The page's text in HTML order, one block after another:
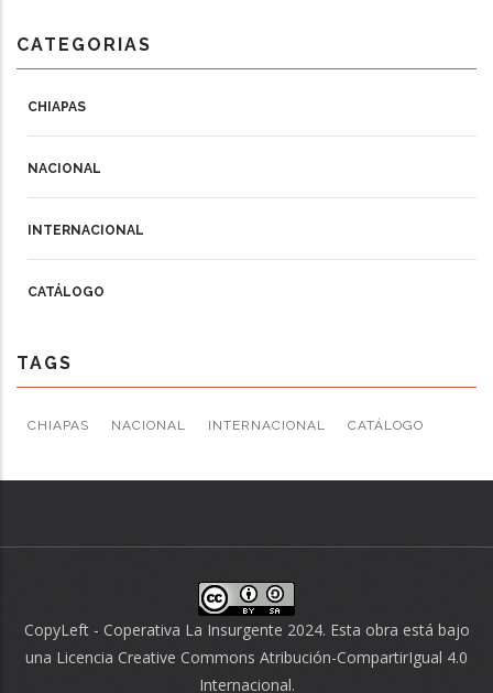
CATEGORIAS
CHIAPAS
NACIONAL
INTERNACIONAL
CATÁLOGO
TAGS
CHIAPAS NACIONAL INTERNACIONAL CATÁLOGO
CopyLeft - Coperativa La Insurgente 2024. Esta obra está bajo
una Licencia Creative Commons Atribución-CompartirIgual 4.0
Internacional.